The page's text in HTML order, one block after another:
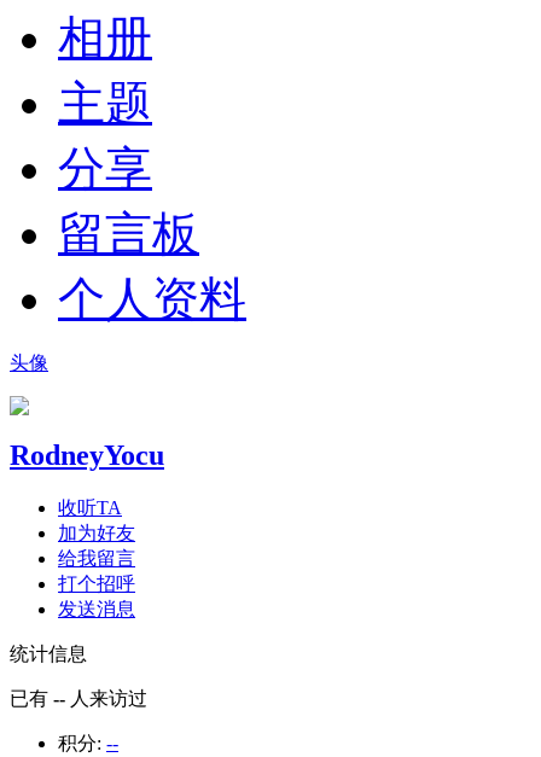
相册
主题
分享
留言板
个人资料
头像
RodneyYocu
收听TA
加为好友
给我留言
打个招呼
发送消息
统计信息
已有 -- 人来访过
积分: --